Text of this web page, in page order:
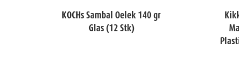
KOCHs Sambal Oelek 140 gr
Glas (12 Stk)